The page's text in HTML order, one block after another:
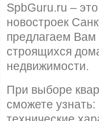
SpbGuru.ru –
новостроек
предлагаем
строящихся
недвижимости.
При выборе
сможете